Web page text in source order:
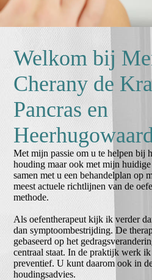
Welkom bij
Cherany de
Pancras en
Met mijn passie om u te helpen bij
houding maar ook met mijn
samen met u een behandelplan op
meest actuele richtlijnen van de
methode.
Als oefentherapeut kijk ik verder
dan symptoombestrijding. De
gebaseerd op het
centraal staat. In de praktijk werk
preventief. U kunt daarom ook in
houdingsadvies.